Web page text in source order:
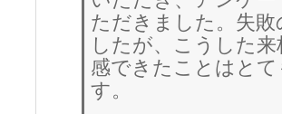
ただきました。失
したが、こうした
感できたことはと
す。